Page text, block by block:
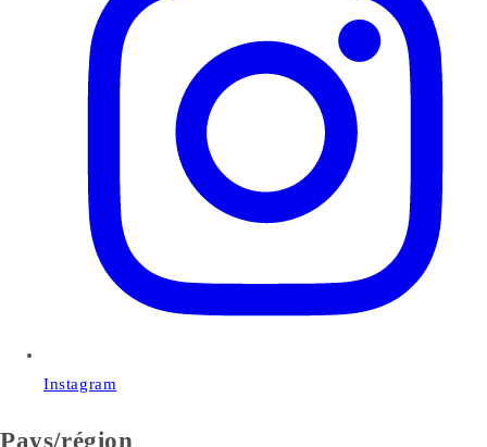
Instagram
Pays/région